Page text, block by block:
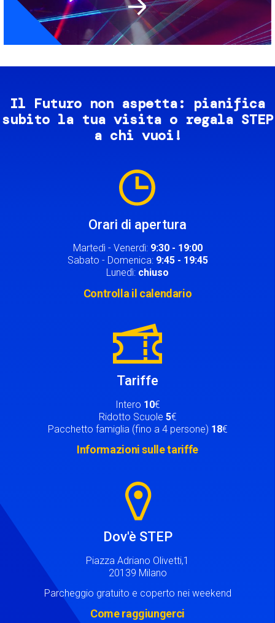
Il Futuro non aspetta: pianifica
subito la tua visita o regala STEP
a chi vuoi!
Orari di apertura
Martedì - Venerdì: 9:30 - 19:00
Sabato - Domenica: 9:45 - 19:45
Lunedì: chiuso
Controlla il calendario
Tariffe
Intero 10€
Ridotto Scuole 5€
Pacchetto famiglia (fino a 4 persone) 18€
Informazioni sulle tariffe
Dov'è STEP
Piazza Adriano Olivetti,1
20139 Milano
Parcheggio gratuito e coperto nei weekend
Come raggiungerci